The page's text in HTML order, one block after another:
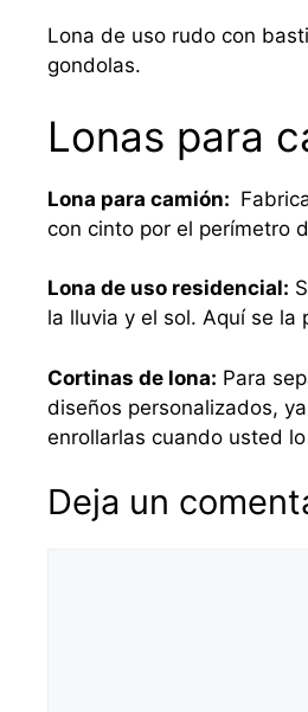
Lona de uso rudo con
gondolas.
Lonas para
Lona para camión:
con cinto por el perímetro
Lona de uso residencial:
la lluvia y el sol. Aquí se
Cortinas de lona: Para
diseños personalizados,
enrollarlas cuando usted
Deja un